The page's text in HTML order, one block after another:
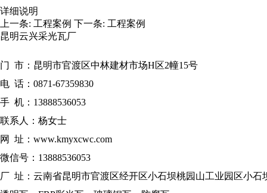
详细说明
上一条: 工程案例 下一条: 工程案例
昆明云兴采光瓦厂
门 市：昆明市官渡区中林建材市场H区2幢15号
电 话：0871-67359830
手 机：13888536053
联系人：杨女士
网 址：www.kmyxcwc.com
微信号：13888536053
厂 址：云南省昆明市官渡区经开区小石坝桃园山工业园区小石